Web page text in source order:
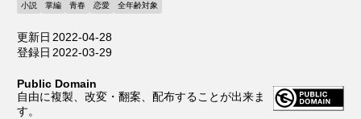
小説 掌編 青春 恋愛 全年齢対象
更新日 2022-04-28
登録日 2022-03-29
Public Domain
自由に複製、改変・翻案、配布することが出来ま
す。